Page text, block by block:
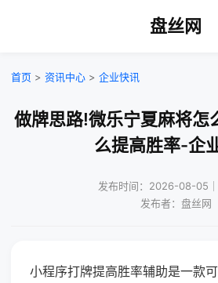
盘丝网
首页 > 资讯中心 > 企业快讯
做牌思路!微乐宁夏麻将怎
么提高胜率-企
发布时间：2026-08-05
发布者：盘丝网
小程序打牌提高胜率辅助是一款